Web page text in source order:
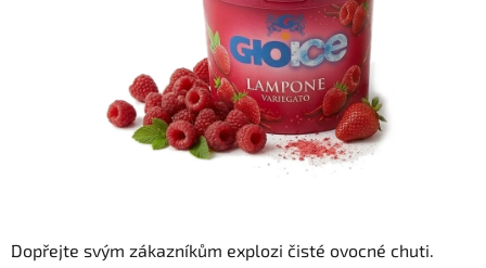
Dopřejte svým zákazníkům explozi čisté ovocné chuti.